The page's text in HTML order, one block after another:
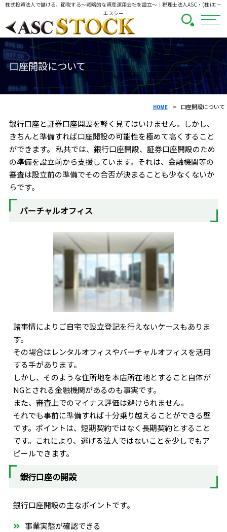
株式投資法人で儲ける、節税する～戦略的な資産運用会社を設立～ ｜税理士法人ASC・(株)エー
エスシー
口座開設について
HOME 口座開設について
銀行口座と証券口座開設を軽く見てはいけません。しかし、
きちんと準備すれば口座開設の可能性を極めて高くすること
ができます。 私共では、銀行口座開設、証券口座開設のため
の準備を設立前から支援しています。それは、金融機関等の
審査は設立前の準備でその合否が決まることも少なくないか
らです。
バーチャルオフィス
諸事情によりご自宅で設立登記を行えないケースもありま
す。
その場合はレンタルオフィスやバーチャルオフィスを活用
する手があります。
しかし、そのような住所地を本店所在地とすること自体が
NGとされる金融機関があるのも事実です。
また、審査上でのマイナス評価は避けられません。
それでも事前に準備すれば十分乗り越えることができる壁
です。ポイントは、短期契約ではなく長期契約とすること
です。これにより、逃げる法人ではないことを少しでもア
ピールできます。
銀行口座の開設
銀行口座開設の主なポイントです。
事業実態が確認できる